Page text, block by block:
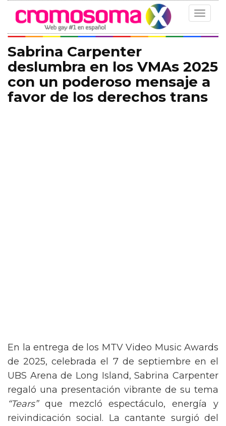
Toggle
Sabrina Carpenter
deslumbra en los VMAs 2025
con un poderoso mensaje a
favor de los derechos trans
En la entrega de los MTV Video Music Awards
de 2025, celebrada el 7 de septiembre en el
UBS Arena de Long Island, Sabrina Carpenter
regaló una presentación vibrante de su tema
“Tears”que mezcló espectáculo, energía y
reivindicación social. La cantante surgió del